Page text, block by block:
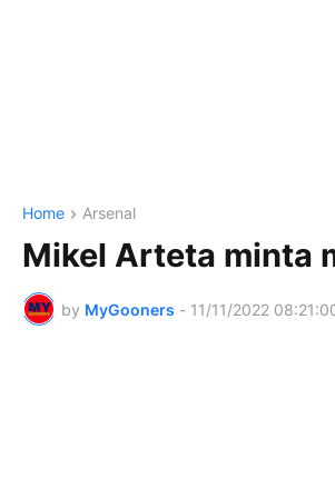
Home Arsenal
Mikel Arteta minta
by MyGooners - 11/11/2022